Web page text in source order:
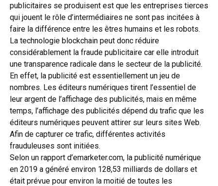
publicitaires se produisent est que les entreprises tierces
qui jouent le rôle d’intermédiaires ne sont pas incitées à
faire la différence entre les êtres humains et les robots.
La technologie blockchain peut donc réduire
considérablement la fraude publicitaire car elle introduit
une transparence radicale dans le secteur de la publicité.
En effet, la publicité est essentiellement un jeu de
nombres. Les éditeurs numériques tirent l’essentiel de
leur argent de l’affichage des publicités, mais en même
temps, l’affichage des publicités dépend du trafic que les
éditeurs numériques peuvent attirer sur leurs sites Web.
Afin de capturer ce trafic, différentes activités
frauduleuses sont initiées.
Selon un rapport d’emarketer.com, la publicité numérique
en 2019 a généré environ 128,53 milliards de dollars et
était prévue pour environ la moitié de toutes les